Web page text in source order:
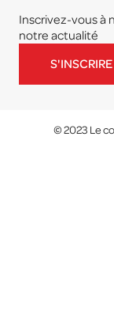
Inscrivez-vous à
notre actualité
S'INSCRIRE
© 2023 Le